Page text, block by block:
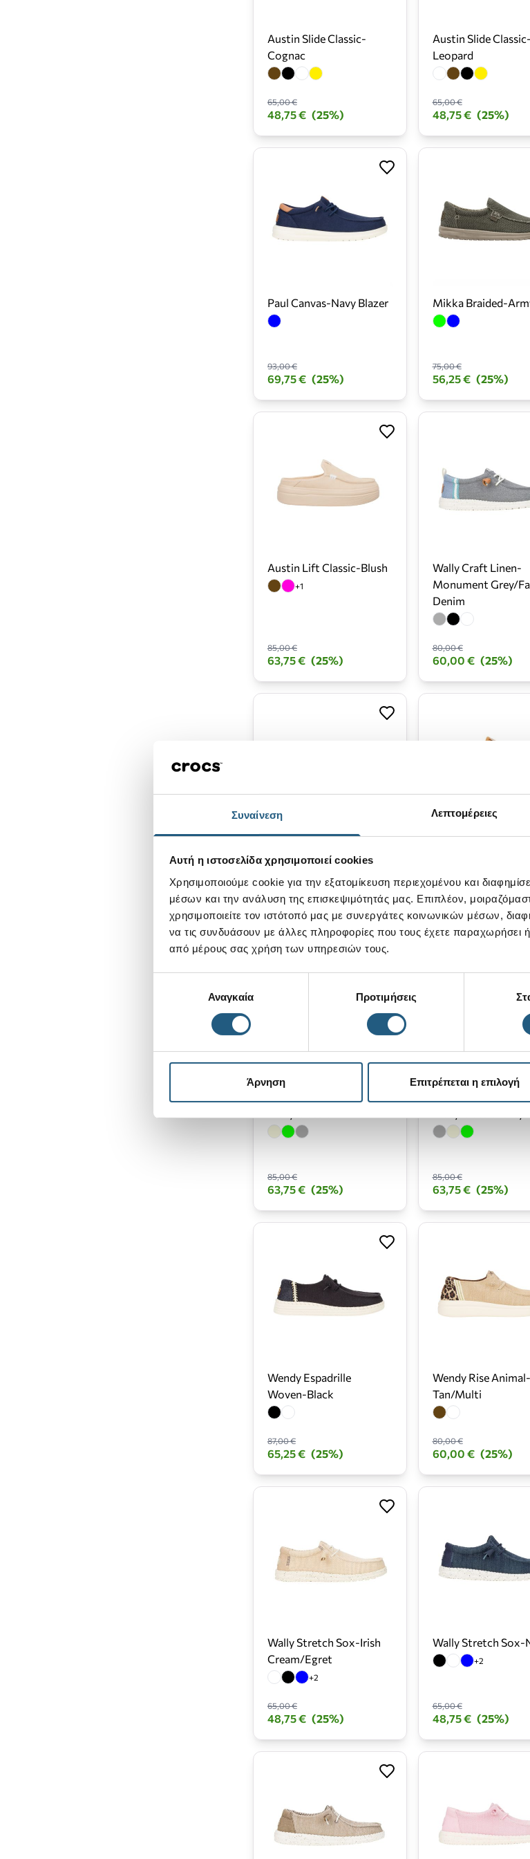
Συναίνεση Λεπτομέρειες
Αυτή η ιστοσελίδα χρησιμοποιεί cookies
Χρησιμοποιούμε cookie για την εξατομίκευση περιεχομένου και
μέσων και την ανάλυση της επισκεψιμότητάς μας. Επιπλέον,
χρησιμοποιείτε τον ιστότοπό μας με συνεργάτες κοινωνικών μέσων,
να τις συνδυάσουν με άλλες πληροφορίες που τους έχετε παραχωρήσει ή
από μέρους σας χρήση των υπηρεσιών τους.
συγκατάθεσηςΑναγκαία Προτιμήσεις
Άρνηση Επιτρέπεται η επιλογή
Austin Slide Classic-
Cognac
65,00 €
48,75 € (25%)
Austin Slide
Leopard
65,00 €
48,75 € (25%)
Paul Canvas-Navy Blazer
93,00 €
69,75 € (25%)
Mikka Braided-
75,00 €
56,25 € (25%)
Austin Lift Classic-Blush
+1
85,00 €
63,75 € (25%)
Wally Craft Linen-
Monument Grey/
Denim
80,00 €
60,00 € (25%)
Grey/Black
80,00 €
(25%)
85,00 €
63,75 € (25%)
85,00 €
63,75 € (25%)
85,00 €
63,75 € (25%)
Wendy Espadrille
Woven-Black
87,00 €
65,25 € (25%)
Wendy Rise Animal-
Tan/Multi
80,00 €
60,00 € (25%)
Wally Stretch Sox-Irish
Cream/Egret
+2
65,00 €
48,75 € (25%)
Wally Stretch Sox-
+2
65,00 €
48,75 € (25%)